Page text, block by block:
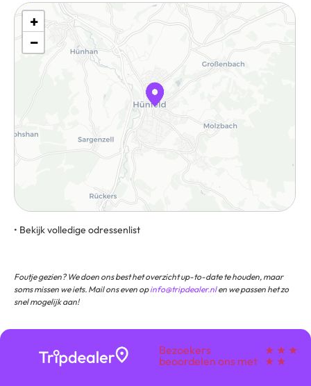
+
−
• Bekijk volledige odressenlist
Foutje gezien? We doen ons best het overzicht up-to-date te houden, maar
soms missen we iets. Mail ons even opinfo@tripdealer.nlen we passen het zo
snel mogelijk aan!
Bezoekers
beoordelen ons met
★ ★ ★
★ ★